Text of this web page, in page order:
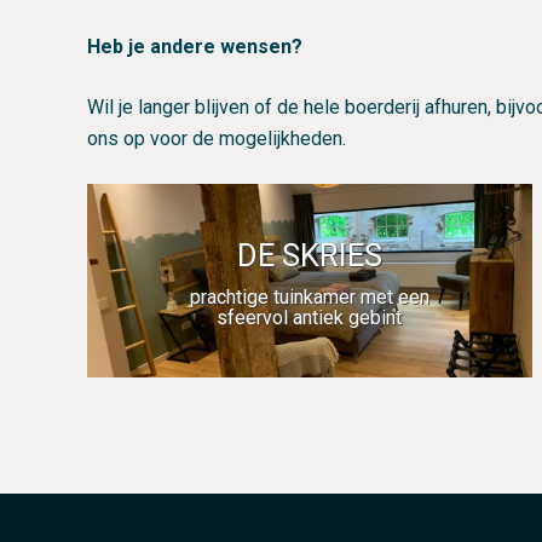
Heb je andere wensen?
Wil je langer blijven of de hele boerderij afhuren,
ons op voor de mogelijkheden.
DE SKRIES
prachtige tuinkamer met een
sfeervol antiek gebint
Prachtige sfeervolle en
comfortabele tuinkamer met een
antiek gebint voor ultiem relaxen...
MEER INFO…